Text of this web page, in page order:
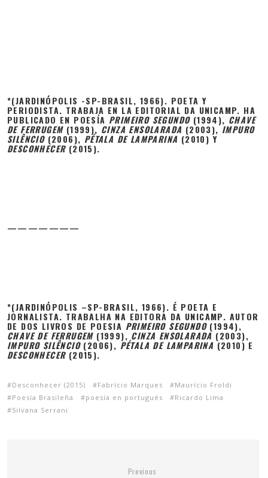
*(JARDINÓPOLIS -SP-BRASIL, 1966). POETA Y
PERIODISTA. TRABAJA EN LA EDITORIAL DA UNICAMP. HA
PUBLICADO EN POESÍA PRIMEIRO SEGUNDO(1994), CHAVE
DE FERRUGEM(1999), CINZA ENSOLARADA (2003),IMPURO
SILÊNCIO (2006), PÉTALA DE LAMPARINA (2010) Y
DESCONHECER(2015).
———————
*(JARDINÓPOLIS –SP-BRASIL, 1966). É POETA E
JORNALISTA. TRABALHA NA EDITORA DA UNICAMP. AUTOR
DE DOS LIVROS DE POESIA PRIMEIRO SEGUNDO(1994),
CHAVE DE FERRUGEM(1999), CINZA ENSOLARADA (2003),
IMPURO SILÊNCIO (2006), PÉTALA DE LAMPARINA (2010) E
DESCONHECER(2015).
Desconhecer (2015) Fabrício Marques
Maurício Froldi
Poesía Brasileña
poesía en portugués
Ricardo Lima
Silvana Serrani
Previous